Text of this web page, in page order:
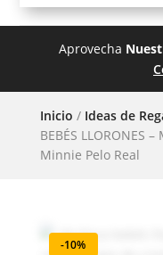
Aprovecha
Inicio / Ideas de
BEBÉS LLORONES
Minnie Pelo Real
-10%